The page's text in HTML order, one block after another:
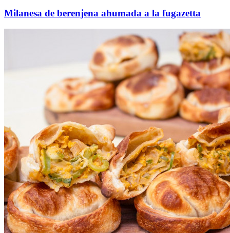
Milanesa de berenjena ahumada a la fugazetta